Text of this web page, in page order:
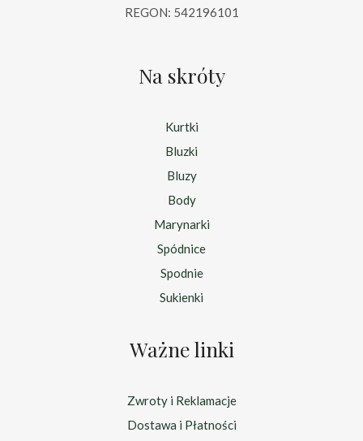
REGON: 542196101
Na skróty
Kurtki
Bluzki
Bluzy
Body
Marynarki
Spódnice
Spodnie
Sukienki
Ważne linki
Zwroty i Reklamacje
Dostawa i Płatności